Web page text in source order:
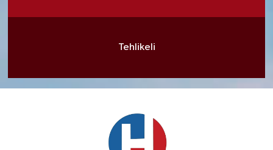
Tehlikeli